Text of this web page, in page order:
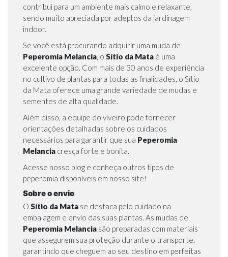
contribui para um ambiente mais calmo e relaxante,
sendo muito apreciada por adeptos da jardinagem
indoor.
Se você está procurando adquirir uma muda de
Peperomia Melancia, o Sítio da Mata é uma
excelente opção. Com mais de 30 anos de experiência
no cultivo de plantas para todas as finalidades, o Sítio
da Mata oferece uma grande variedade de mudas e
sementes de alta qualidade.
Além disso, a equipe do viveiro pode fornecer
orientações detalhadas sobre os cuidados
necessários para garantir que sua Peperomia
Melancia cresça forte e bonita.
Acesse nosso blog e conheça outros tipos de
peperomia disponíveis em nosso site!
Sobre o envio
O Sítio da Mata se destaca pelo cuidado na
embalagem e envio das suas plantas. As mudas de
Peperomia Melancia são preparadas com materiais
que assegurem sua proteção durante o transporte,
garantindo que cheguem ao seu destino em perfeitas